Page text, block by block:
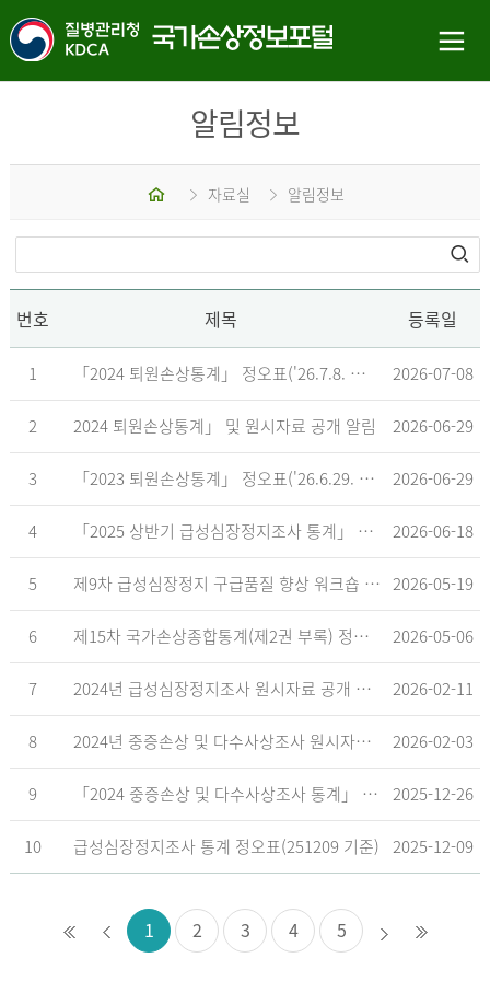
알림정보
홈 자료실 알림정보
번호 제목 등록일
1 「2024 퇴원손상통계」 정오표('26.7.8. 기준) 2026-07-08
2 2024 퇴원손상통계」 및 원시자료 공개 알림 2026-06-29
3 「2023 퇴원손상통계」 정오표('26.6.29. 기준) 2026-06-29
4 「2025 상반기 급성심장정지조사 통계」 공표 2026-06-18
5 제9차 급성심장정지 구급품질 향상 워크숍 개최 안내 2026-05-19
6 제15차 국가손상종합통계(제2권 부록) 정오표('26.5.18. 기준) 2026-05-06
7 2024년 급성심장정지조사 원시자료 공개 알림 2026-02-11
8 2024년 중증손상 및 다수사상조사 원시자료 공개 알림 2026-02-03
9 「2024 중증손상 및 다수사상조사 통계」 공표 2025-12-26
10 급성심장정지조사 통계 정오표(251209 기준) 2025-12-09
1 2 3 4 5